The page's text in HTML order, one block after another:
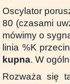
Oscylator
80 (czasami
mówimy o
linia %K
kupna. W
Rozważa się